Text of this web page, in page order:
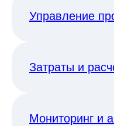
Управление
Затраты и
Мониторинг и